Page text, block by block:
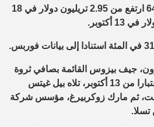
الأميركيين البالغ عددهم 644 ارتفع من 2.95 تريليون دولار في 18
جيف بيزوس القائمة بصافي ثروة
قدرها 203.1 مليار دولار اعتبارا من 13 أكتوبر، تلاه بيل غيتس
ثم مارك زوكربيرغ، مؤسس شركة